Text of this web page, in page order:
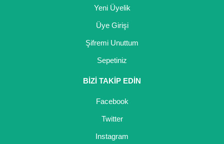
Yeni Üyelik
Üye Girişi
Şifremi Unuttum
Sepetiniz
BİZİ TAKİP EDİN
Facebook
Twitter
Instagram